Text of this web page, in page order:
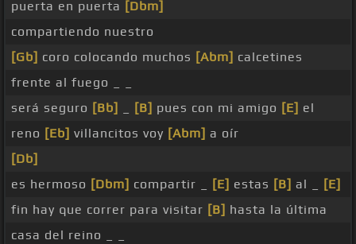
puerta en puerta [Dbm]
compartiendo nuestro
[Gb] coro colocando muchos [Abm] calcetines
frente al fuego _ _
será seguro [Bb] [B] pues con mi amigo [E] el
reno [Eb] villancitos voy [Abm] a oír
[Db]
es hermoso [Dbm] compartir _ [E] estas [B] al _
[E]
fin hay que correr para visitar [B] hasta la última
casa del reino _ _